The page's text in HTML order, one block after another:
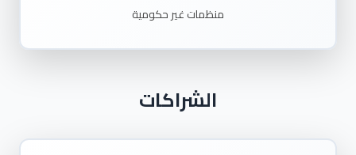
منظمات غير حكومية
الشراكات